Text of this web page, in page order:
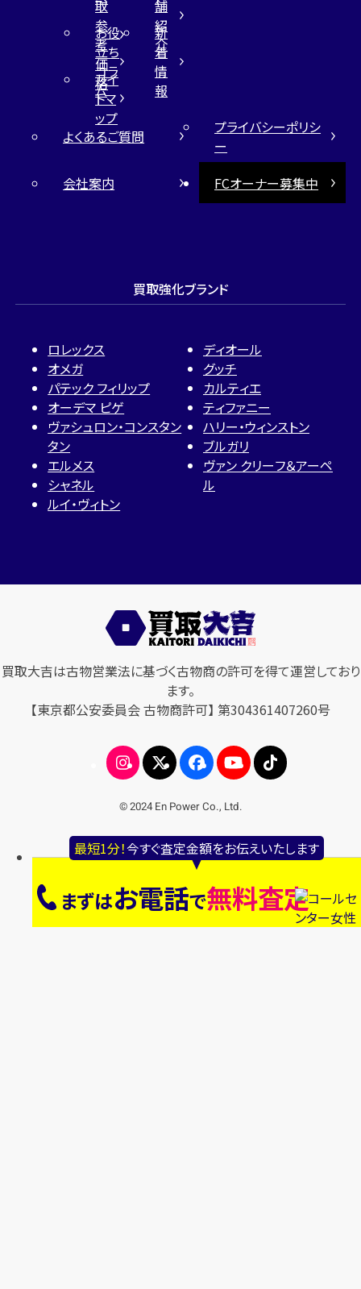
最短1分！今すぐ査定金額をお伝えいたします
まずはお電話で無料査定
取
参
考
価
格
舗
紹
介
お役
立ち
コラ
ム
新
着
情
報
サイ
トマ
ップ
よくあるご質問
プライバシーポリシ
ー
会社案内
FCオーナー募集中
買取強化ブランド
ロレックス
オメガ
パテック フィリップ
オーデマ ピゲ
ヴァシュロン・コンスタン
タン
エルメス
シャネル
ルイ・ヴィトン
ディオール
グッチ
カルティエ
ティファニー
ハリー・ウィンストン
ブルガリ
ヴァン クリーフ＆アーペ
ル
買取大吉は古物営業法に基づく古物商の許可を得て運営しており
ます。
【東京都公安委員会 古物商許可】 第304361407260号
© 2024 En Power Co., Ltd.